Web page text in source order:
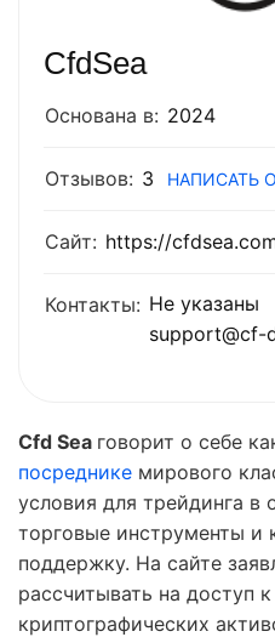
CfdSea
Основана в: 2024
Отзывов: 3
Сайт: https://
Контакты: Не указаны
support@cf-
Cfd Sea говорит о себе
посреднике мирового
условия для трейдинга в
торговые инструменты и
поддержку. На сайте
рассчитывать на доступ
криптографических